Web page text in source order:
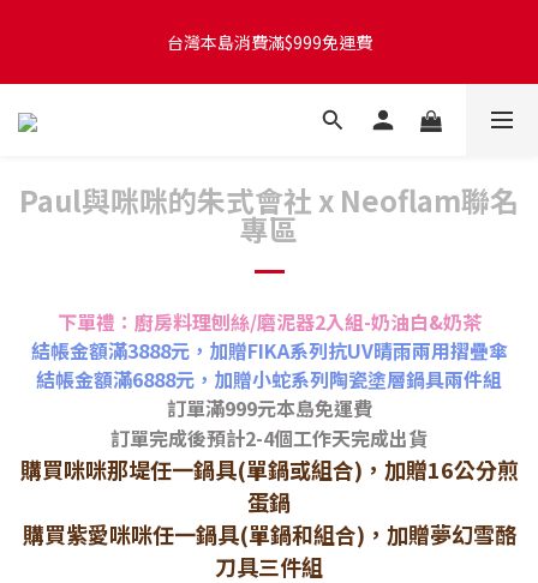
出貨
台灣本島消費滿$999免運費
台灣本島訂單將於付款完成後的下個工作天起，2~4個工作天完成
Paul與咪咪的朱式會社 x Neoflam聯名
專區
下單禮：廚房料理刨絲/磨泥器2入組-奶油白&奶茶
結帳金額滿3888元，加贈FIKA系列抗UV晴雨兩用摺疊傘
結帳金額滿6888元，加贈小蛇系列陶瓷塗層鍋具兩件組
訂單滿999元本島免運費
訂單完成後預計2-4個工作天完成出貨
購買咪咪那堤任一鍋具(單鍋或組合)，加贈16公分煎
蛋鍋
購買紫愛咪咪任一鍋具(單鍋和組合)，加贈夢幻雪酪
刀具三件組